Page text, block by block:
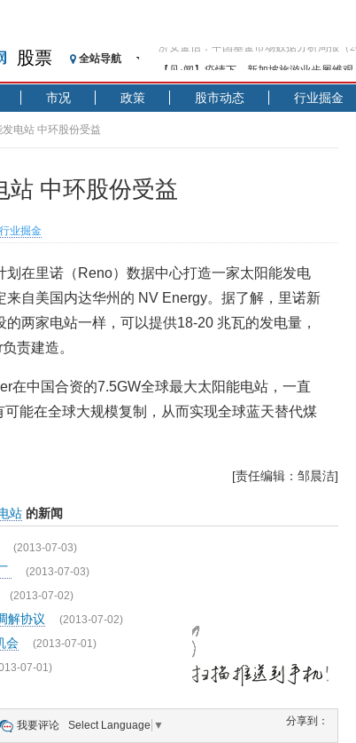
股票 全站导航
记者手记：疫情下的香港零售业如何浴火
【见·闻】疫情下一家香港传统零售商的
济安金信：中国基金市场数据分析周报（
【新华财经调查】同业存单、结构性存款
央行公开市场净投放300亿元 短端资金利
基本面及股市双轮冲击 债市回调十年期
沥青期货连续两日涨逾3% 沪银及两粕涨势
恒生聚源：北斗收官之星发射成功，全产
济安金信：中国基金市场数据分析周报（
市况 政策 股市动态 行业掘金
电站 中环股份受益
站 中环股份受益
行业掘金
划在里诺（Reno）数据中心打造一家太阳能发电
自美国内达华州的 NV Energy。据了解，里诺新
两家电站一样，可以提供18-20 兆瓦的发电量，
责建造。
在中国合资的7.5GW全球最大太阳能电站，一直
能在全球大规模复制，从而实现全球蓝天替代煤
[责任编辑：邹晨洁]
站 的新闻
(2013-07-03)
(2013-07-03)
(2013-07-02)
解协议 (2013-07-02)
会 (2013-07-01)
07-01)
我要评论 Select Language ▼ 分享到：